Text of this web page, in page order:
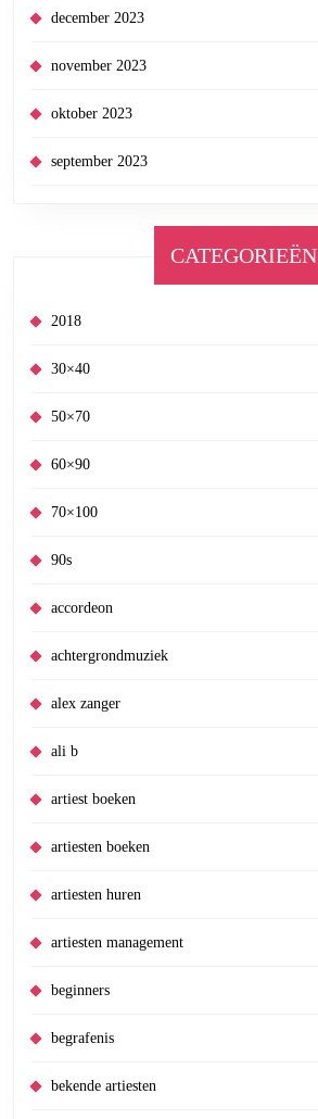
december 2023
november 2023
oktober 2023
september 2023
CATEGORIEËN
2018
30×40
50×70
60×90
70×100
90s
accordeon
achtergrondmuziek
alex zanger
ali b
artiest boeken
artiesten boeken
artiesten huren
artiesten management
beginners
begrafenis
bekende artiesten